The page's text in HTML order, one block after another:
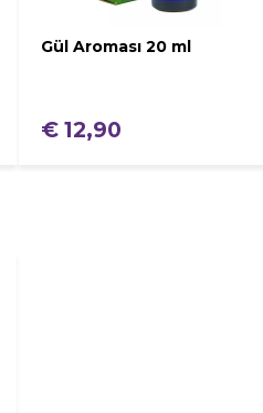
Gül Aroması 20 ml
€ 12,90